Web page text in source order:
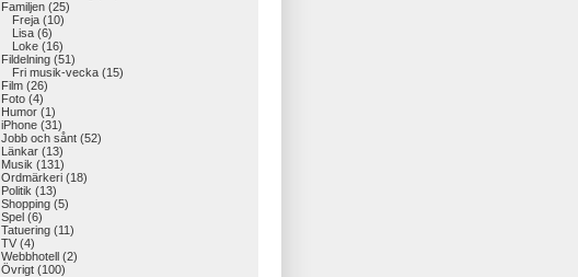
Familjen(25)
Freja(10)
Lisa(6)
Loke(16)
Fildelning(51)
Fri musik-vecka(15)
Film(26)
Foto(4)
Humor(1)
iPhone(31)
Jobb och sånt(52)
Länkar(13)
Musik (131)
Ordmärkeri(18)
Politik (13)
Shopping(5)
Spel(6)
Tatuering(11)
TV(4)
Webbhotell(2)
Övrigt(100)